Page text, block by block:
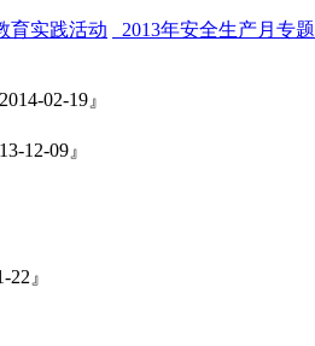
育实践活动 2013年安全生产月专题
02-19』
12-09』
』